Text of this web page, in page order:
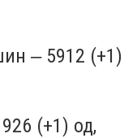
‒ 5912 (+1)
(+1) од,